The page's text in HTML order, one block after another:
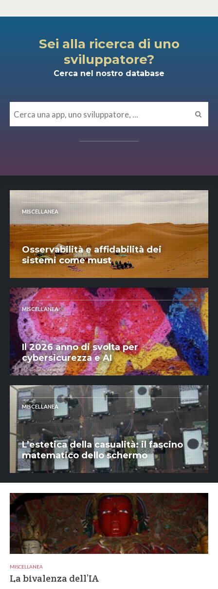
Sei alla ricerca di uno
sviluppatore?
Cerca nel nostro database
MISCELLANEA
Osservabilità e affidabilità dei
sistemi come must
MISCELLANEA
Il 2026 anno di svolta per
cybersicurezza e AI
MISCELLANEA
L’estetica della casualità: il fascino
matematico dello schermo
MISCELLANEA
La bivalenza dell’IA